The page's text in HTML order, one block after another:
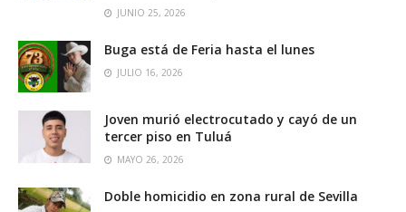
JUNIO 25, 2026
Buga está de Feria hasta el lunes
JULIO 16, 2026
Joven murió electrocutado y cayó de un
tercer piso en Tuluá
MAYO 26, 2026
Doble homicidio en zona rural de Sevilla